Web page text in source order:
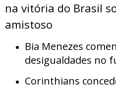
na vitória do Brasil
amistoso
Bia Menezes
desigualdades no
Corinthians